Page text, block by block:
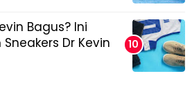
Bagus? Ini
Dr Kevin